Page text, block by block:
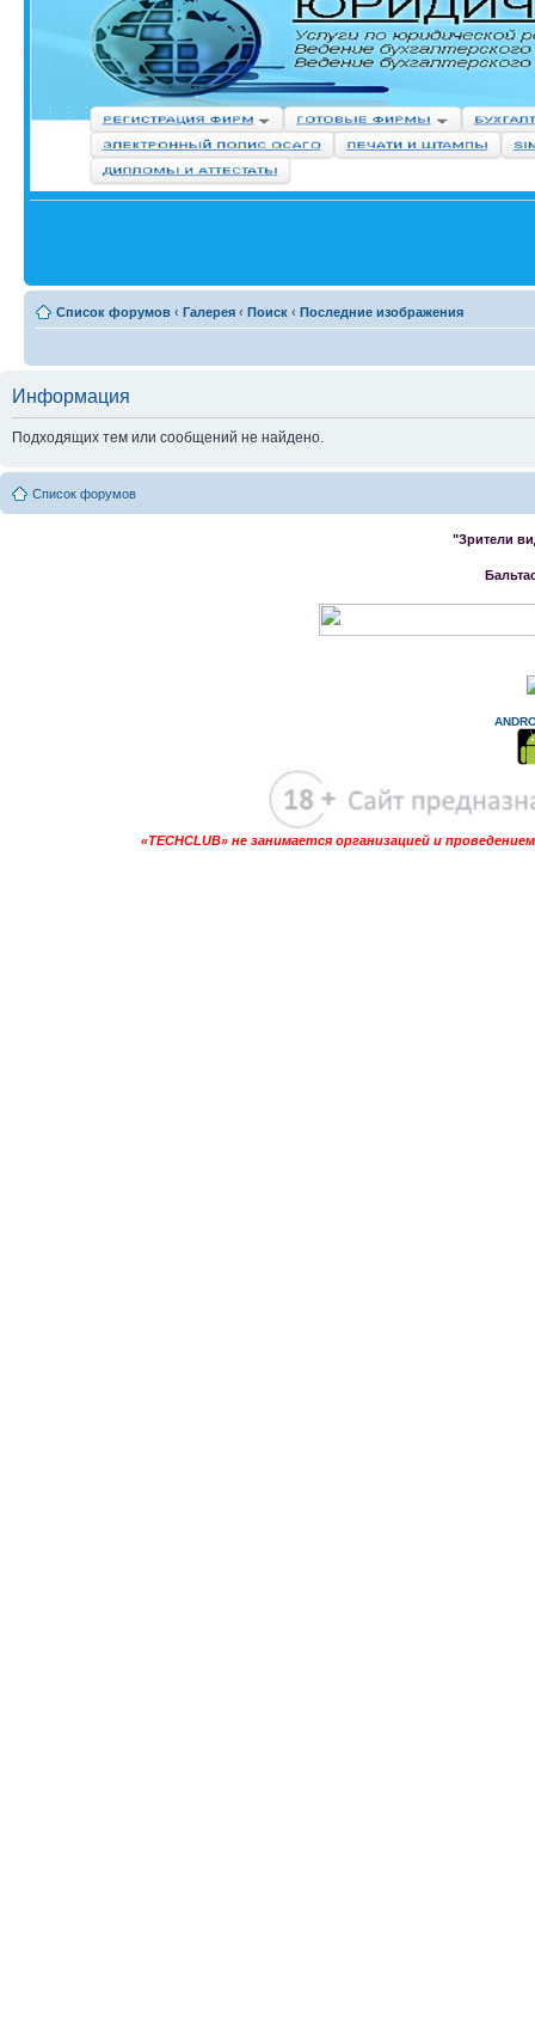
Список форумов ‹ Галерея ‹ Поиск ‹ Последние изображения
Информация
Подходящих тем или сообщений не найдено.
Список форумов
"Зрители
«TECHCLUB» не занимается организацией и